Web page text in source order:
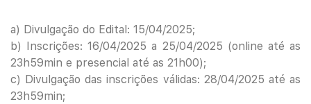
a) Divulgação do Edital: 15/04/2025;
b) Inscrições: 16/04/2025 a 25/04/2025 (online até as
23h59min e presencial até as 21h00);
c) Divulgação das inscrições válidas: 28/04/2025 até as
23h59min;